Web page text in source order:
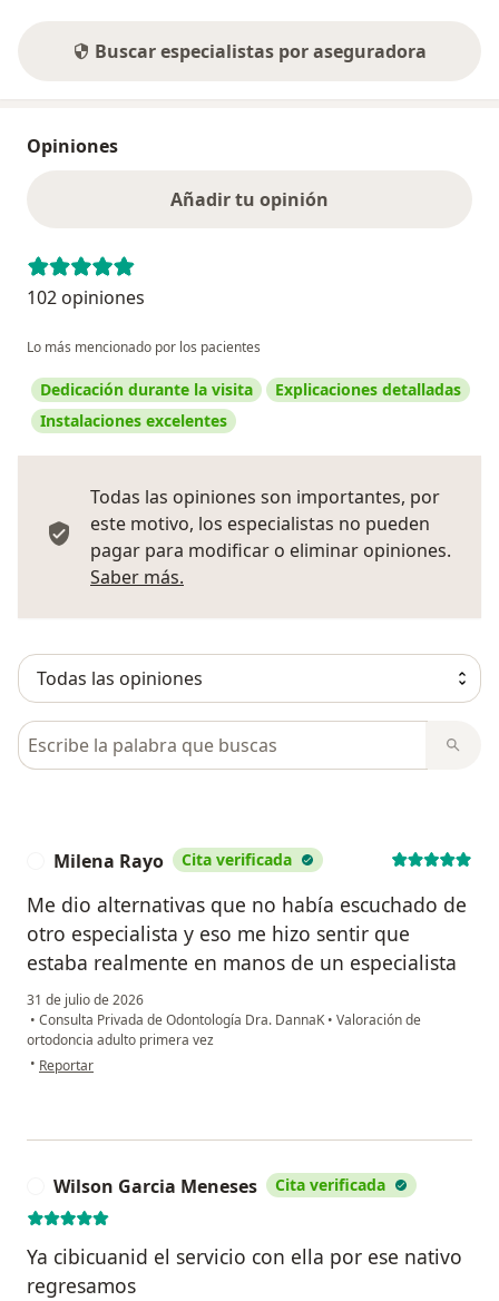
Buscar especialistas por aseguradora
Opiniones
Añadir tu opinión
102 opiniones
Lo más mencionado por los pacientes
Dedicación durante la visita
Explicaciones detalladas
Instalaciones excelentes
Todas las opiniones son importantes, por
este motivo, los especialistas no pueden
pagar para modificar o eliminar opiniones.
Saber más.
Busca en opiniones
Milena Rayo Cita verificada
Me dio alternativas que no había escuchado de
otro especialista y eso me hizo sentir que
estaba realmente en manos de un especialista
31 de julio de 2026
• Consulta Privada de Odontología Dra. DannaK • Valoración de
ortodoncia adulto primera vez
• en opinión del usuario Milena Rayo
Reportar
Wilson Garcia Meneses Cita verificada
Ya cibicuanid el servicio con ella por ese nativo
regresamos